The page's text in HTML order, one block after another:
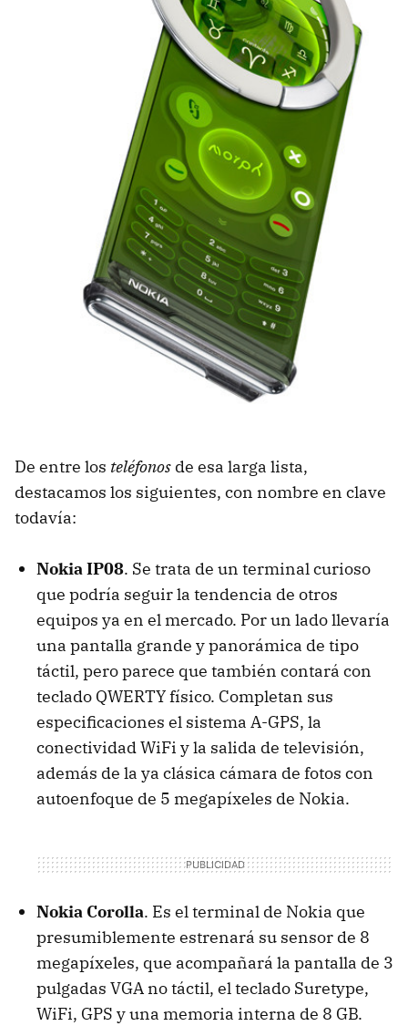
De entre los teléfonos de esa larga lista,
destacamos los siguientes, con nombre en clave
todavía:
Nokia IP08. Se trata de un terminal curioso
que podría seguir la tendencia de otros
equipos ya en el mercado. Por un lado llevaría
una pantalla grande y panorámica de tipo
táctil, pero parece que también contará con
teclado QWERTYfísico. Completan sus
especificaciones el sistema A-GPS, la
conectividad WiFi y la salida de televisión,
además de la ya clásica cámara de fotos con
autoenfoque de 5 megapíxeles de Nokia.
Nokia Corolla. Es el terminal de Nokia que
presumiblemente estrenará su sensor de 8
megapíxeles, que acompañará la pantalla de 3
pulgadas VGA no táctil, el teclado Suretype,
WiFi, GPS y una memoria interna de 8 GB.